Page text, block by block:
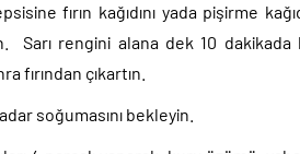
fırın kağıdını yada pişirme
Sarı rengini alana dek 10
fırından çıkartın.
soğumasını bekleyin.